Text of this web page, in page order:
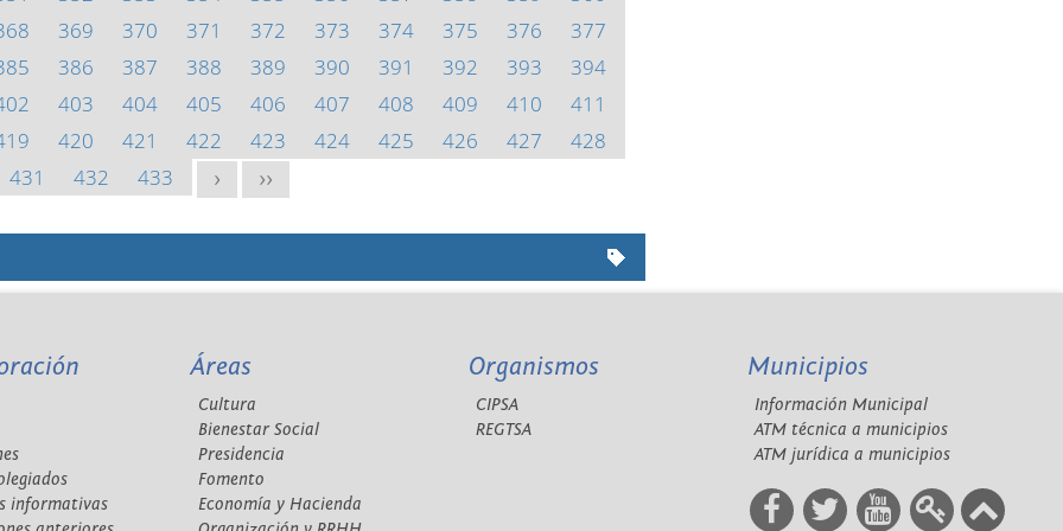
369 370 371 372 373 374 375 376
377
386 387 388 389 390 391 392 393
394
403 404 405 406 407 408 409 410
411
420 421 422 423 424 425 426 427
428
431
432 433 > >>
informativas
Áreas
Cultura
Bienestar Social
Presidencia
Fomento
Economía y Hacienda
Organismos
CIPSA
REGTSA
Municipios
Información Municipal
ATM técnica a municipios
ATM jurídica a municipios